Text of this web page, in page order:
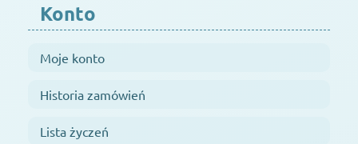
Konto
Moje konto
Historia zamówień
Lista życzeń